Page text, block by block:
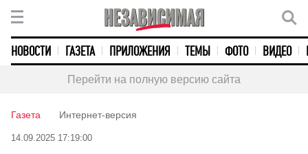
НОВОСТИ ГАЗЕТА ПРИЛОЖЕНИЯ ТЕМЫ ФОТО ВИДЕО
Перейти на полную версию сайта
Газета Интернет-версия
14.09.2025 17:19:00